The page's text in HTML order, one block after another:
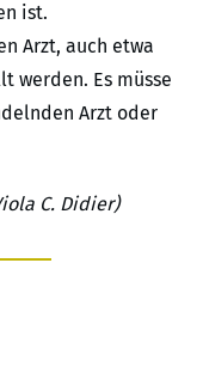
ist.
Arzt, auch etwa
werden. Es müsse
Arzt oder
C. Didier)